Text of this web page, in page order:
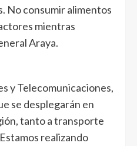
No consumir alimentos
mientras
Araya.
y Telecomunicaciones,
se desplegarán en
tanto a transporte
realizando